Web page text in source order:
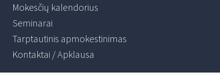
Mokesčių kalendorius
Seminarai
Tarptautinis apmokestinimas
Kontaktai / Apklausa